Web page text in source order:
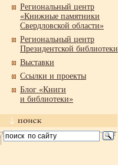
Региональный центр
«Книжные памятники
Свердловской области»
Региональный центр
Президентской библиотеки
Выставки
Ссылки и проекты
Блог «Книги
и библиотеки»